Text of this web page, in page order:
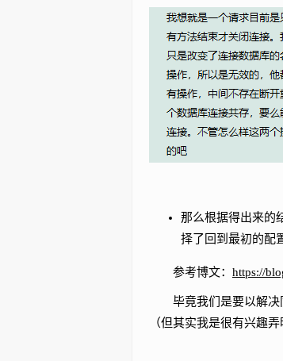
那么根据得出来的
择了回到最初的配
参考博文： https://
毕竟我们是要以解决同
（但其实我是很有兴趣